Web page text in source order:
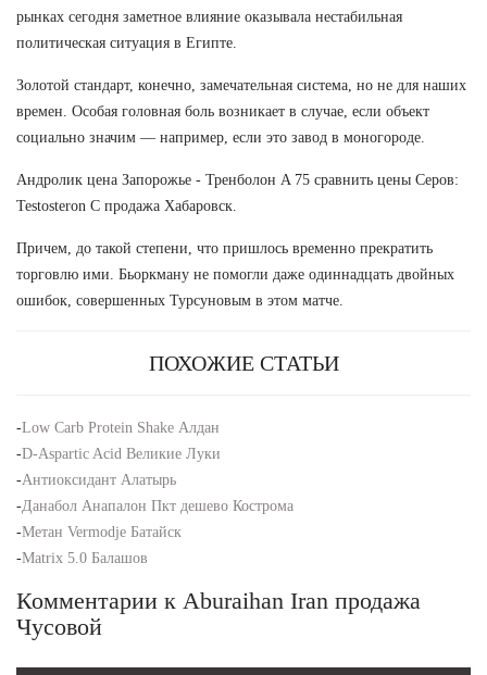
рынках сегодня заметное влияние оказывала нестабильная
политическая ситуация в Египте.
Золотой стандарт, конечно, замечательная система, но не для наших
времен. Особая головная боль возникает в случае, если объект
социально значим — например, если это завод в моногороде.
Андролик цена Запорожье - Тренболон A 75 сравнить цены Серов:
Testosteron C продажа Хабаровск.
Причем, до такой степени, что пришлось временно прекратить
торговлю ими. Бьоркману не помогли даже одиннадцать двойных
ошибок, совершенных Турсуновым в этом матче.
ПОХОЖИЕ СТАТЬИ
-Low Carb Protein Shake Алдан
-D-Aspartic Acid Великие Луки
-Антиоксидант Алатырь
-Данабол Анапалон Пкт дешево Кострома
-Метан Vermodje Батайск
-Matrix 5.0 Балашов
Комментарии к Aburaihan Iran продажа
Чусовой